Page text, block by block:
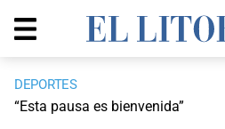
DEPORTES
“Esta pausa es bienvenida”